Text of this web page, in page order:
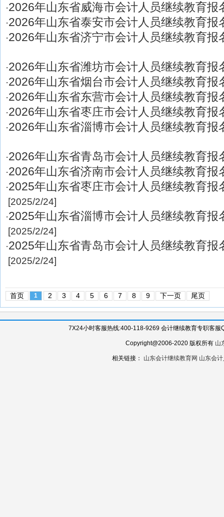
·2026年山东省威海市会计人员继续教育报
·2026年山东省泰安市会计人员继续教育报
·2026年山东省济宁市会计人员继续教育报
·2026年山东省潍坊市会计人员继续教育报
·2026年山东省烟台市会计人员继续教育报
·2026年山东省东营市会计人员继续教育报
·2026年山东省枣庄市会计人员继续教育报
·2026年山东省淄博市会计人员继续教育报
·2026年山东省青岛市会计人员继续教育报
·2026年山东省济南市会计人员继续教育报
·2025年山东省枣庄市会计人员继续教育报
[2025/2/24]
·2025年山东省淄博市会计人员继续教育报
[2025/2/24]
·2025年山东省青岛市会计人员继续教育报
[2025/2/24]
首页 1 2 3 4 5 6 7 8 9 下一页 尾页
7X24小时客服热线:400-118-9269 会计继续教育专职客
Copyright@2006-2020 版权所有 山
相关链接： 山东会计继续教育网 山东会